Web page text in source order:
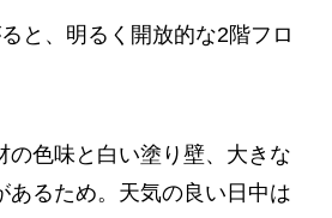
と、明るく開放的な2階フロ
の色味と白い塗り壁、大きな
あるため。天気の良い日中は